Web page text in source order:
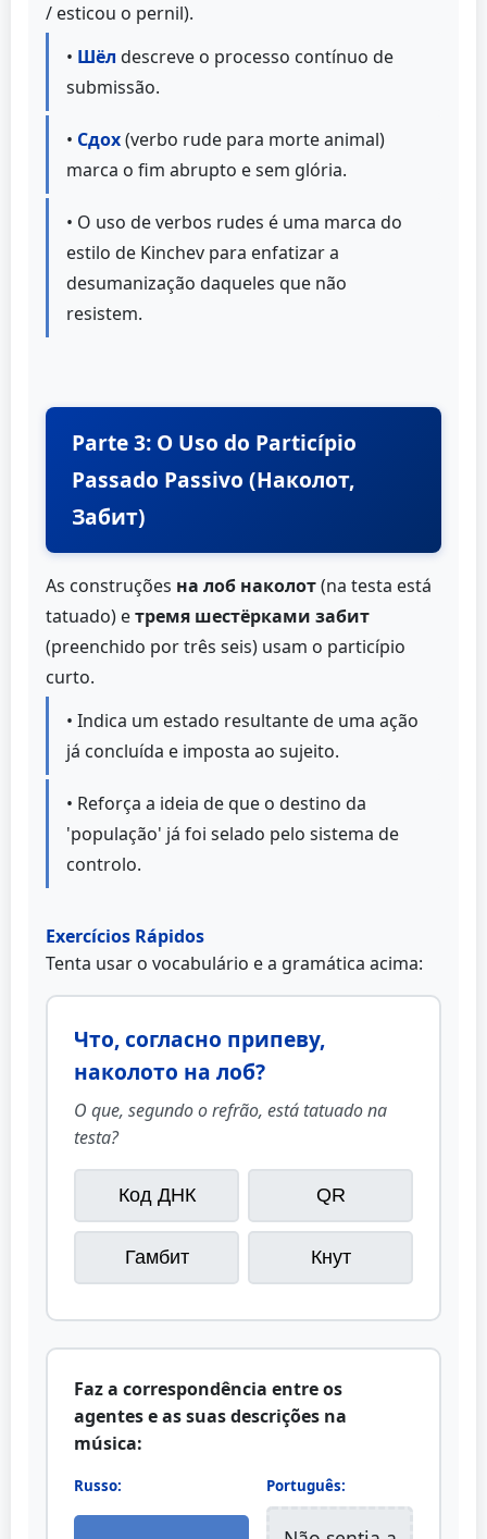
/ esticou o pernil).
• Шёл descreve o processo contínuo de
submissão.
• Сдох(verbo rude para morte animal)
marca o fim abrupto e sem glória.
• O uso de verbos rudes é uma marca do
estilo de Kinchev para enfatizar a
desumanização daqueles que não
resistem.
Parte 3: O Uso do Particípio
Passado Passivo (Наколот,
Забит)
As construções на лоб наколот(na testa está
tatuado) eтремя шестёрками забит
(preenchido por três seis) usam o particípio
curto.
• Indica um estado resultante de uma ação
já concluída e imposta ao sujeito.
• Reforça a ideia de que o destino da
'população' já foi selado pelo sistema de
controlo.
Exercícios Rápidos
Tenta usar o vocabulário e a gramática acima:
Что, согласно припеву,
наколото на лоб?
O que, segundo o refrão, está tatuado na
testa?
Код ДНК QR
Гамбит Кнут
Faz a correspondência entre os
agentes e as suas descrições na
música:
Russo: Português: